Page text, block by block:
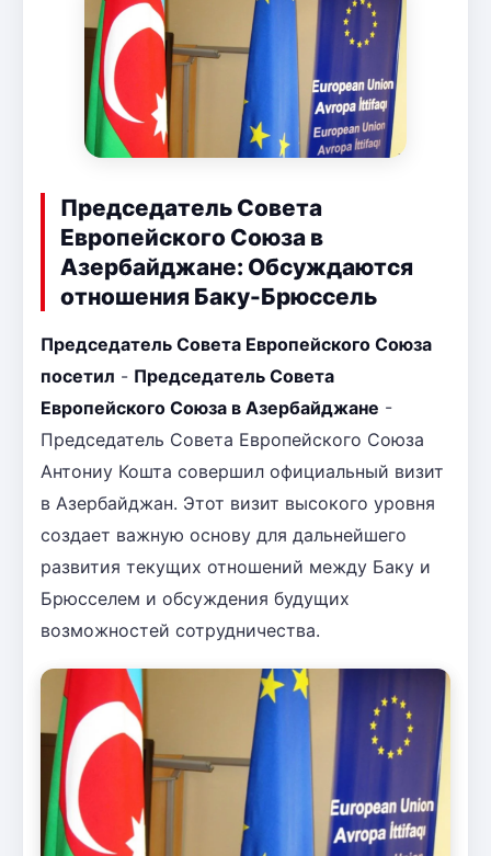
Председатель Совета
Европейского Союза в
Азербайджане: Обсуждаются
отношения Баку-Брюссель
Председатель Совета Европейского Союза
посетил - Председатель Совета
Европейского Союза в Азербайджане -
Председатель Совета Европейского Союза
Антониу Кошта совершил официальный визит
в Азербайджан. Этот визит высокого уровня
создает важную основу для дальнейшего
развития текущих отношений между Баку и
Брюсселем и обсуждения будущих
возможностей сотрудничества.